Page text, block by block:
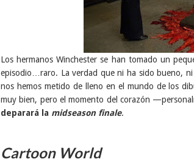
Los hermanos Winchester se han tomado un
episodio…raro. La verdad que ni ha sido bueno,
nos hemos metido de lleno en el mundo de los
muy bien, pero el momento del corazón
deparará la midseason finale.
Cartoon World